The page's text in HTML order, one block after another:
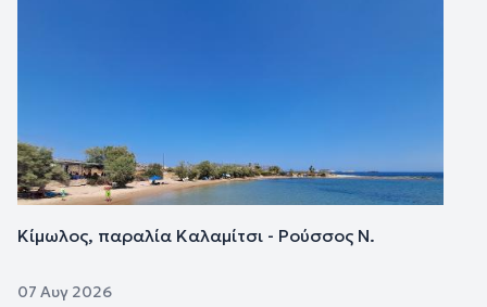
Κίμωλος, παραλία Καλαμίτσι - Ρούσσος Ν.
07 Αυγ 2026